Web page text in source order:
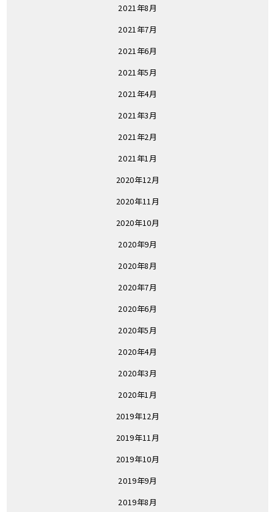
2021年8月
2021年7月
2021年6月
2021年5月
2021年4月
2021年3月
2021年2月
2021年1月
2020年12月
2020年11月
2020年10月
2020年9月
2020年8月
2020年7月
2020年6月
2020年5月
2020年4月
2020年3月
2020年1月
2019年12月
2019年11月
2019年10月
2019年9月
2019年8月